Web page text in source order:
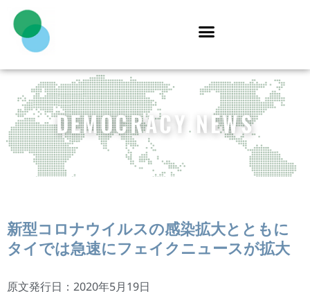
DEMOCRACY NEWS
新型コロナウイルスの感染拡大とともに
タイでは急速にフェイクニュースが拡大
原文発行日：2020年5月19日